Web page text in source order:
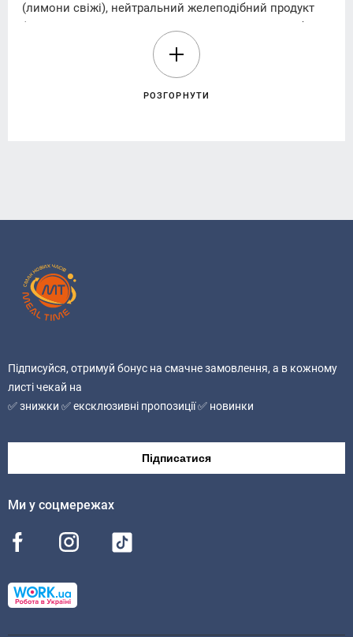
(лимони свіжі), нейтральний желеподібний продукт
кристалічний, желюючий агент - пектин,
вологоутримуючий агент - пірофосфат натрію,
- сорбат натрію), цукор з ароматом ванілі (цукор білий
740,38 kJ /кДж (177,0 kcal/ккал).
вуглеводи – 17,61 g(г), у тому числі цукри – 12,65 g(г);
білки – 11,72 g(г); сіль – 0,05 g(г).
Може містити сліди горіхів, арахісу, насіння кунжуту,
РОЗГОРНУТИ
Підписуйся, отримуй бонус на смачне замовлення, а в кожному
листі чекай на
✅ знижки ✅ ексклюзивні пропозиції ✅ новинки
Підписатися
Ми у соцмережах